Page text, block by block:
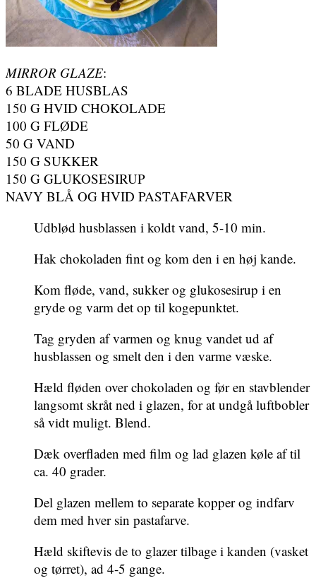
MIRROR GLAZE:
6 BLADE HUSBLAS
150 G HVID CHOKOLADE
100 G FLØDE
50 G VAND
150 G SUKKER
150 G GLUKOSESIRUP
NAVY BLÅ OG HVID PASTAFARVER
Udblød husblassen i koldt vand, 5-10 min.
Hak chokoladen fint og kom den i en høj kande.
Kom fløde, vand, sukker og glukosesirup i en
gryde og varm det op til kogepunktet.
Tag gryden af varmen og knug vandet ud af
husblassen og smelt den i den varme væske.
Hæld fløden over chokoladen og før en stavblender
langsomt skråt ned i glazen, for at undgå luftbobler
så vidt muligt. Blend.
Dæk overfladen med film og lad glazen køle af til
ca. 40 grader.
Del glazen mellem to separate kopper og indfarv
dem med hver sin pastafarve.
Hæld skiftevis de to glazer tilbage i kanden (vasket
og tørret), ad 4-5 gange.